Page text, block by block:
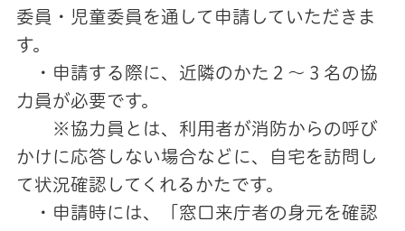
委員・児童委員を通して申請していただきま
す。
・申請する際に、近隣のかた２～３名の協
力員が必要です。
※協力員とは、利用者が消防からの呼び
かけに応答しない場合などに、自宅を訪問し
て状況確認してくれるかたです。
・申請時には、「窓口来庁者の身元を確認